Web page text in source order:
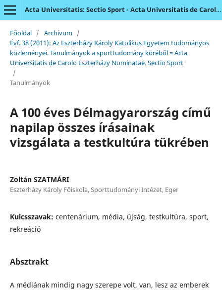
Acta Universitatis: Sectio Sport - Acta Universitatis de Carolo Eszterházy Nominatae
Főoldal / Archívum /
Évf. 38 (2011): Az Eszterházy Károly Katolikus Egyetem tudományos
közleményei. Tanulmányok a sporttudomány köréből = Acta
Universitatis de Carolo Eszterházy Nominatae. Sectio Sport
/
Tanulmányok
A 100 éves Délmagyarország című
napilap összes írásainak
vizsgálata a testkultúra tükrében
Zoltán SZATMÁRI
Eszterházy Károly Főiskola, Sporttudományi Intézet, Eger
Kulcsszavak: centenárium, média, újság, testkultúra, sport,
rekreáció
Absztrakt
A médiának mindig nagy szerepe volt, van, lesz az emberek